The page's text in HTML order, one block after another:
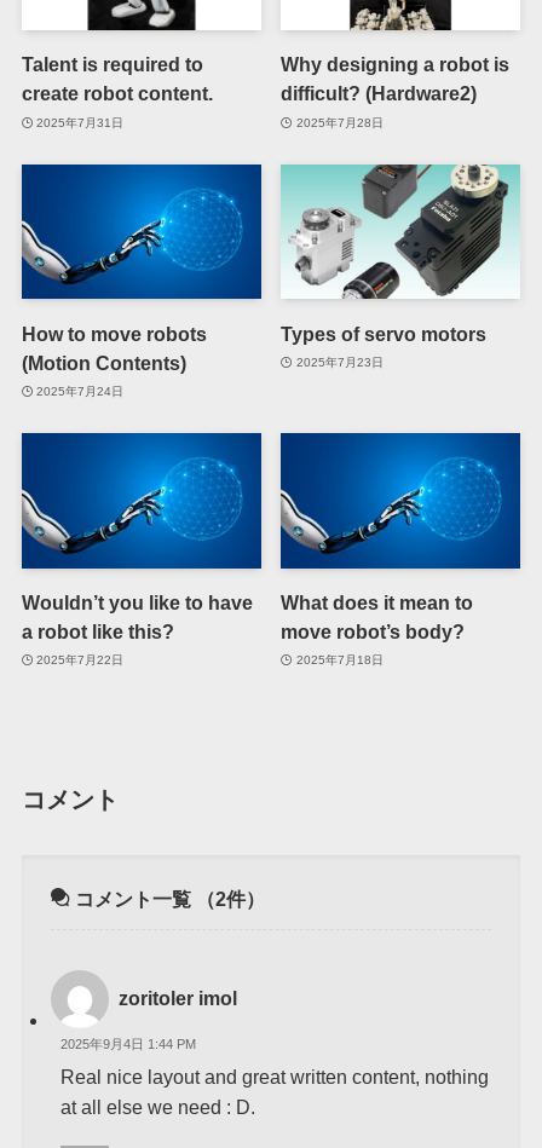
Talent is required to
create robot content.
2025年7月31日
Why designing a robot is
difficult? (Hardware2)
2025年7月28日
How to move robots
(Motion Contents)
2025年7月24日
Types of servo motors
2025年7月23日
Wouldn’t you like to have
a robot like this?
2025年7月22日
What does it mean to
move robot’s body?
2025年7月18日
コメント
コメント一覧 （2件）
zoritoler imol
2025年9月4日 1:44 PM
Real nice layout and great written content, nothing
at all else we need : D.